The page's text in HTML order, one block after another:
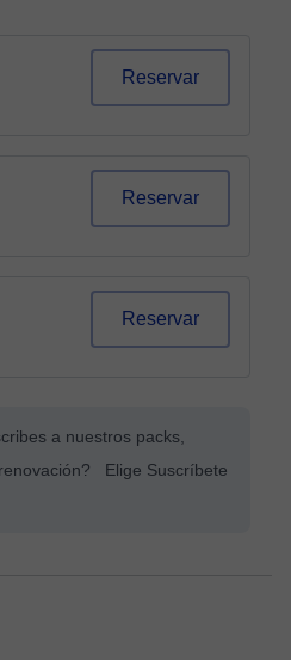
Reservar
Reservar
Reservar
a nuestros packs,
Elige Suscríbete